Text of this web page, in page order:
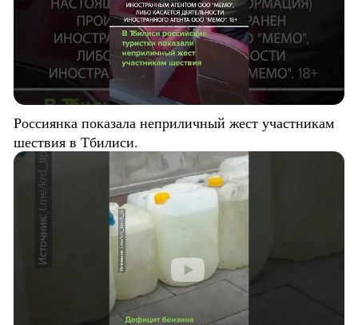
Россиянка показала неприличный жест участникам
шествия в Тбилиси.